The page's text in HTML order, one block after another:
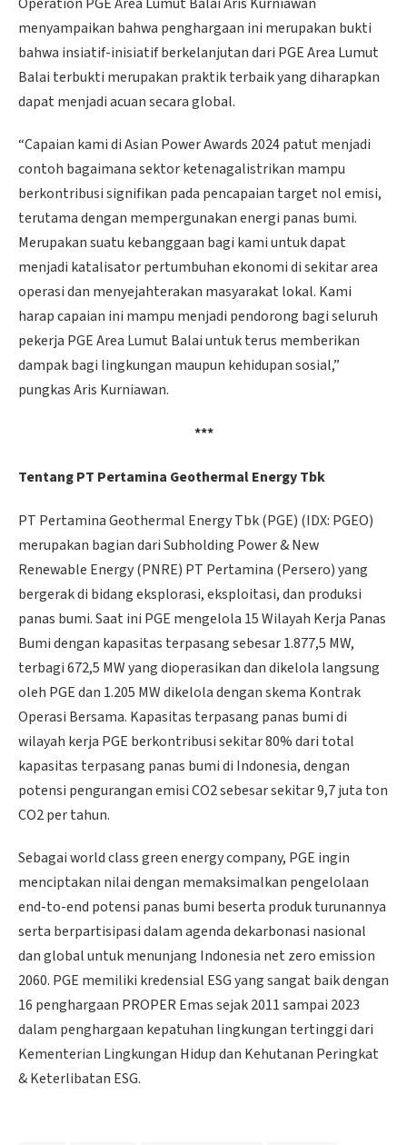
menyampaikan bahwa penghargaan ini merupakan bukti
bahwa insiatif-inisiatif berkelanjutan dari PGE Area Lumut
Balai terbukti merupakan praktik terbaik yang diharapkan
dapat menjadi acuan secara global.
“Capaian kami di Asian Power Awards 2024 patut menjadi
contoh bagaimana sektor ketenagalistrikan mampu
berkontribusi signifikan pada pencapaian target nol emisi,
terutama dengan mempergunakan energi panas bumi.
Merupakan suatu kebanggaan bagi kami untuk dapat
menjadi katalisator pertumbuhan ekonomi di sekitar area
operasi dan menyejahterakan masyarakat lokal. Kami
harap capaian ini mampu menjadi pendorong bagi seluruh
pekerja PGE Area Lumut Balai untuk terus memberikan
dampak bagi lingkungan maupun kehidupan sosial,”
pungkas Aris Kurniawan.
***
Tentang PT Pertamina Geothermal Energy Tbk
PT Pertamina Geothermal Energy Tbk (PGE) (IDX: PGEO)
merupakan bagian dari Subholding Power & New
Renewable Energy (PNRE) PT Pertamina (Persero) yang
bergerak di bidang eksplorasi, eksploitasi, dan produksi
panas bumi. Saat ini PGE mengelola 15 Wilayah Kerja Panas
Bumi dengan kapasitas terpasang sebesar 1.877,5 MW,
terbagi 672,5 MW yang dioperasikan dan dikelola langsung
oleh PGE dan 1.205 MW dikelola dengan skema Kontrak
Operasi Bersama. Kapasitas terpasang panas bumi di
wilayah kerja PGE berkontribusi sekitar 80% dari total
kapasitas terpasang panas bumi di Indonesia, dengan
potensi pengurangan emisi CO2 sebesar sekitar 9,7 juta ton
CO2 per tahun.
Sebagai world class green energy company, PGE ingin
menciptakan nilai dengan memaksimalkan pengelolaan
end-to-end potensi panas bumi beserta produk turunannya
serta berpartisipasi dalam agenda dekarbonasi nasional
dan global untuk menunjang Indonesia net zero emission
2060. PGE memiliki kredensial ESG yang sangat baik dengan
16 penghargaan PROPER Emas sejak 2011 sampai 2023
dalam penghargaan kepatuhan lingkungan tertinggi dari
Kementerian Lingkungan Hidup dan Kehutanan Peringkat
& Keterlibatan ESG.